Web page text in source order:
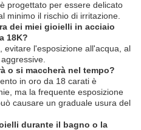
progettato per essere delicato
minimo il rischio di irritazione.
dei miei gioielli in acciaio
18K?
evitare l'esposizione all'acqua, al
o si maccherà nel tempo?
in oro da 18 carati è
ma la frequente esposizione
causare un graduale usura del
durante il bagno o la